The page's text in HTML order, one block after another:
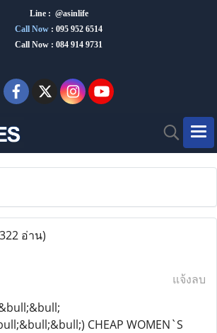
Line : @asinlife
Call Now : 095 952 6514
Call Now : 084 914 9731
อ่าน)
แจ้งลบ
CHEAP WOMEN`S